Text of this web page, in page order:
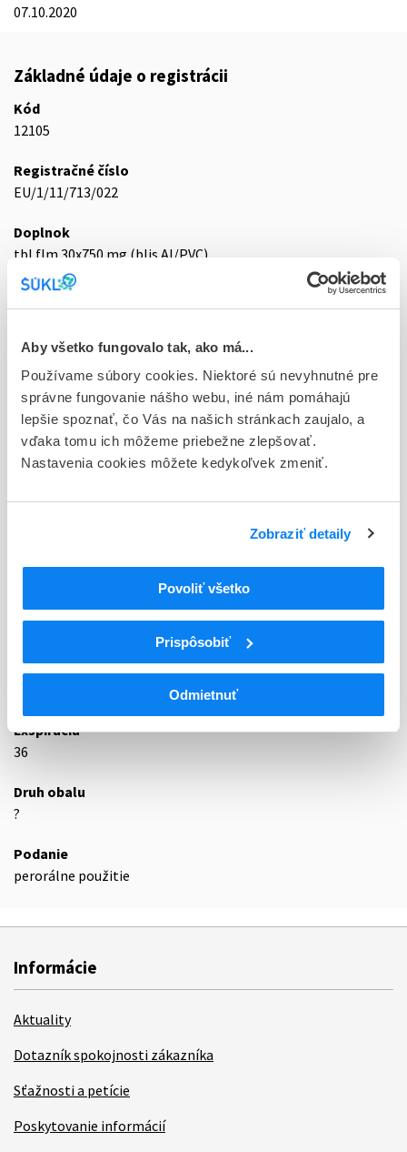
Aby všetko fungovalo tak, ako má...
Používame súbory cookies. Niektoré sú nevyhnutné pre
správne fungovanie nášho webu, iné nám pomáhajú
lepšie spoznať, čo Vás na našich stránkach zaujalo, a
vďaka tomu ich môžeme priebežne zlepšovať.
Nastavenia cookies môžete kedykoľvek zmeniť.
Zobraziť detaily
Povoliť všetko
Prispôsobiť
Odmietnuť
07.10.2020
Základné údaje o registrácii
Kód
12105
Registračné číslo
EU/1/11/713/022
Doplnok
tbl flm 30x750 mg (blis.Al/PVC)
Stav
Typ registračnej procedúry
Európska
Držiteľ, krajina
Actavis Group PTC ehf., Island
21 - ANTIEPILEPTICA, ANTICONVULSIVA
N
Centrálna nervová sústava
Antiepileptiká
N03A
N03AX
Iné antiepileptiká
Levetiracetam
Exspirácia
36
Druh obalu
?
Podanie
perorálne použitie
Informácie
Aktuality
Dotazník spokojnosti zákazníka
Sťažnosti a petície
Poskytovanie informácií